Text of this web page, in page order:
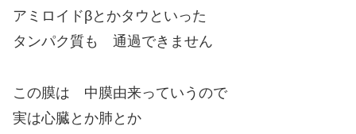
アミロイドβとかタウといった
タンパク質も 通過できません
この膜は 中膜由来っていうので
実は心臓とか肺とか